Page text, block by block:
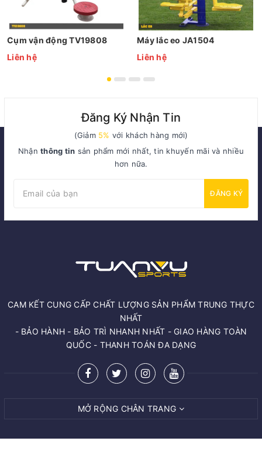
Cụm vận động TV19808
Liên hệ
Máy lắc eo JA1504
Liên hệ
Đăng Ký Nhận Tin
(Giảm 5% với khách hàng mới)
Nhậnthông tin sản phẩm mới nhất, tin khuyến mãi và nhiều
hơn nữa.
ĐĂNG KÝ
CAM KẾT CUNG CẤP CHẤT LƯỢNG SẢN PHẨM TRUNG THỰC
NHẤT
- BẢO HÀNH - BẢO TRÌ NHANH NHẤT - GIAO HÀNG TOÀN
QUỐC - THANH TOÁN ĐA DẠNG
MỞ RỘNG CHÂN TRANG